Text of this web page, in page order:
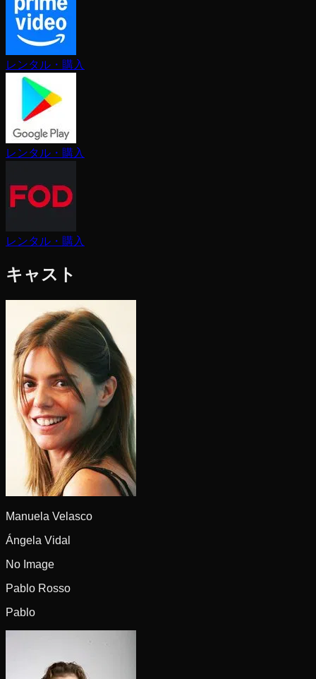
レンタル・購入
レンタル・購入
レンタル・購入
キャスト
Manuela Velasco
Ángela Vidal
No Image
Pablo Rosso
Pablo